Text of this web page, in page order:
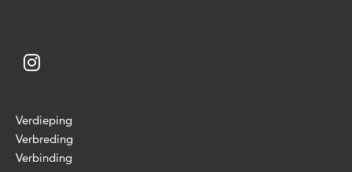
Verdieping
Verbreding
Verbinding